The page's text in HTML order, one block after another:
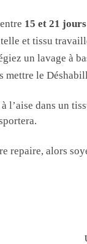
15 et 21
et tissu
un lavage à
mettre le
l’aise dans un
repaire, alors